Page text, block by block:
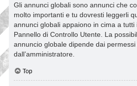
Gli annunci globali sono annunci che
molto importanti e tu dovresti leggerli
annunci globali appaiono in cima a
Pannello di Controllo Utente. La
annuncio globale dipende dai
dall’amministratore.
Top